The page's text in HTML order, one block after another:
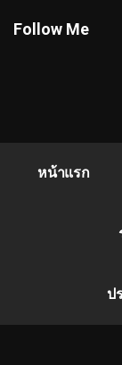
Follow Me
หน้าแรก
ป